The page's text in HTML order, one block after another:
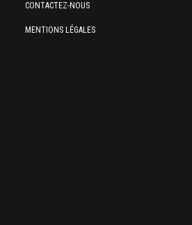
CONTACTEZ-NOUS
MENTIONS LÉGALES